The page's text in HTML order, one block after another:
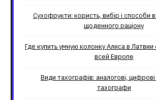
Сухофрукти: користь, вибір і способи
щоденного раціону
Где купить умную колонку Алиса в
всей Европе
Види тахографів: аналогові,
тахографи